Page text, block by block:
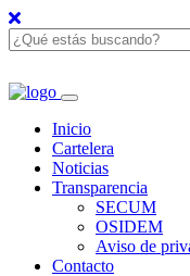
Inicio
Cartelera
Noticias
Transparencia
SECUM
OSIDEM
Aviso de
Contacto